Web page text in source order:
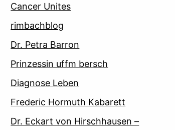
Cancer Unites
rimbachblog
Dr. Petra Barron
Prinzessin uffm bersch
Diagnose Leben
Frederic Hormuth Kabarett
Dr. Eckart von Hirschhausen –